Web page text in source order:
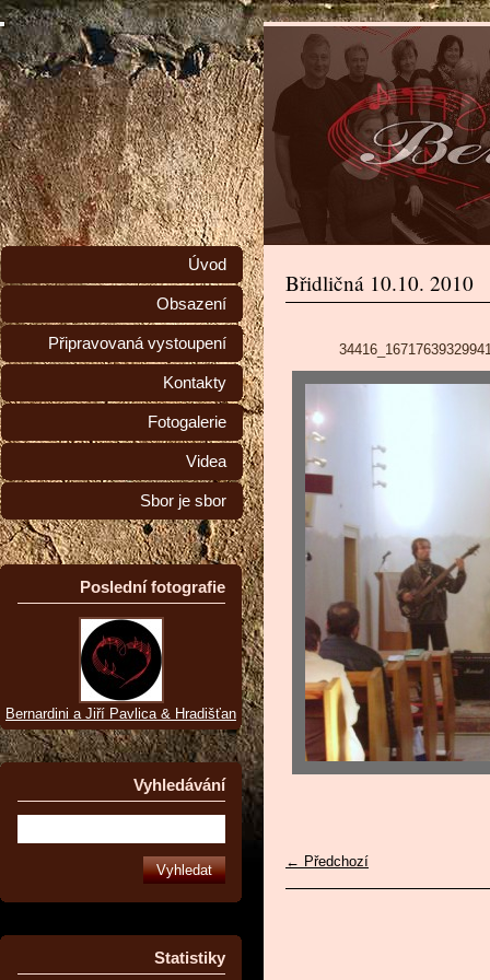
Břidličná 10.10. 2010
← Předchozí
Úvod
Obsazení
Připravovaná vystoupení
Kontakty
Fotogalerie
Videa
Sbor je sbor
Poslední fotografie
Bernardini a Jiří Pavlica & Hradišťan
Vyhledávání
Statistiky